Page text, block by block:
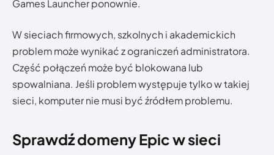
Games Launcher ponownie.
W sieciach firmowych, szkolnych i akademickich
problem może wynikać z ograniczeń administratora.
Część połączeń może być blokowana lub
spowalniana. Jeśli problem występuje tylko w takiej
sieci, komputer nie musi być źródłem problemu.
Sprawdź domeny Epic w sieci